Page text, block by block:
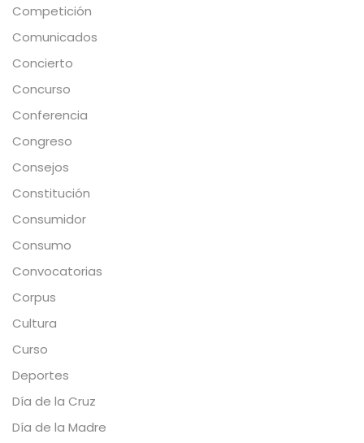
Competición
Comunicados
Concierto
Concurso
Conferencia
Congreso
Consejos
Constitución
Consumidor
Consumo
Convocatorias
Corpus
Cultura
Curso
Deportes
Día de la Cruz
Día de la Madre